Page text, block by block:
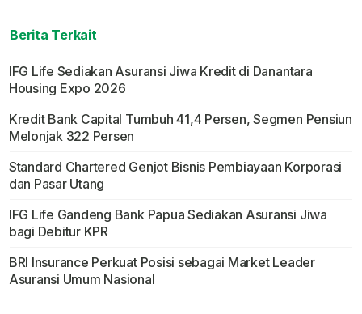
Berita Terkait
IFG Life Sediakan Asuransi Jiwa Kredit di Danantara
Housing Expo 2026
Kredit Bank Capital Tumbuh 41,4 Persen, Segmen Pensiun
Melonjak 322 Persen
Standard Chartered Genjot Bisnis Pembiayaan Korporasi
dan Pasar Utang
IFG Life Gandeng Bank Papua Sediakan Asuransi Jiwa
bagi Debitur KPR
BRI Insurance Perkuat Posisi sebagai Market Leader
Asuransi Umum Nasional